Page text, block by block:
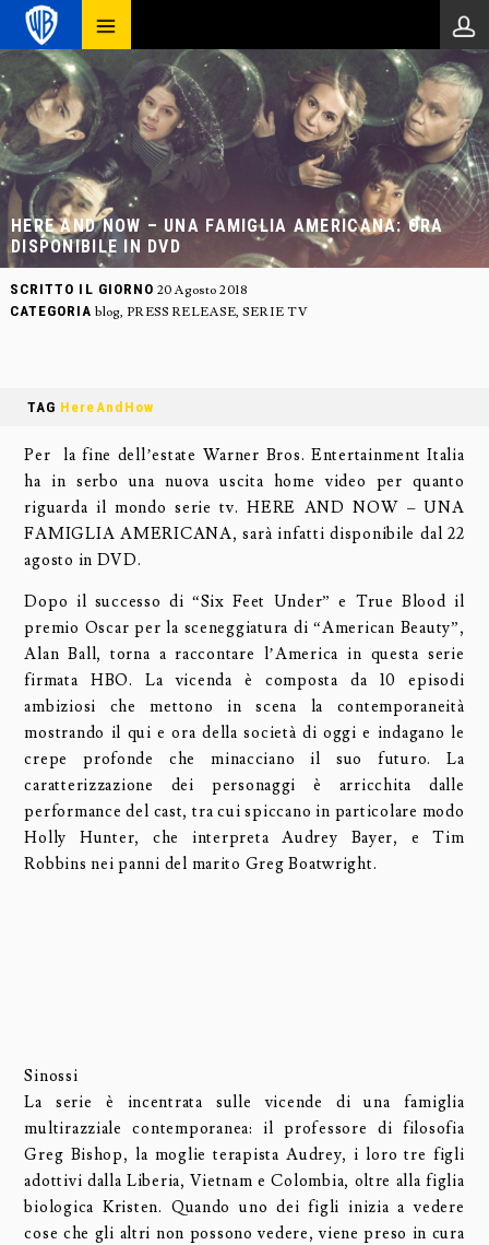
HERE AND NOW – UNA FAMIGLIA AMERICANA: ORA
DISPONIBILE IN DVD
SCRITTO IL GIORNO 20 Agosto 2018
CATEGORIA blog, PRESS RELEASE,SERIE TV
TAG HereAndHow
Per la fine dell’estate Warner Bros. Entertainment Italia
ha in serbo una nuova uscita home video per quanto
riguarda il mondo serie tv. HERE AND NOW – UNA
FAMIGLIA AMERICANA, sarà infatti disponibile dal 22
agosto in DVD.
Dopo il successo di “Six Feet Under” e True Blood il
premio Oscar per la sceneggiatura di “American Beauty”,
Alan Ball, torna a raccontare l’America in questa serie
firmata HBO. La vicenda è composta da 10 episodi
ambiziosi che mettono in scena la contemporaneità
mostrando il qui e ora della società di oggi e indagano le
crepe profonde che minacciano il suo futuro. La
caratterizzazione dei personaggi è arricchita dalle
performance del cast, tra cui spiccano in particolare modo
Holly Hunter, che interpreta Audrey Bayer, e Tim
Robbins nei panni del marito Greg Boatwright.
Sinossi
La serie è incentrata sulle vicende di una famiglia
multirazziale contemporanea: il professore di filosofia
Greg Bishop, la moglie terapista Audrey, i loro tre figli
adottivi dalla Liberia, Vietnam e Colombia, oltre alla figlia
biologica Kristen. Quando uno dei figli inizia a vedere
cose che gli altri non possono vedere, viene preso in cura